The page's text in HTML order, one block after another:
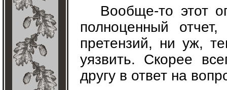
Вообще-то этот
полноценный
претензий, ни уж,
уязвить. Скорее
другу в ответ на